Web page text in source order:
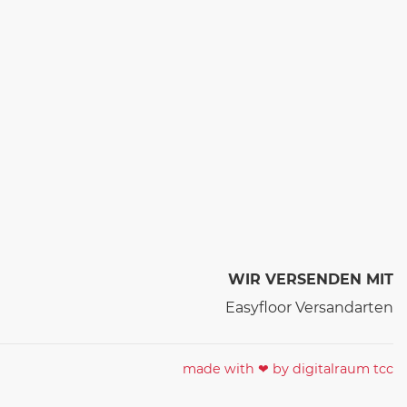
WIR VERSENDEN MIT
made with ❤ by digitalraum tcc